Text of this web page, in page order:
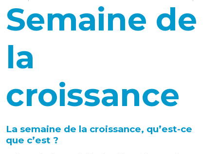
Semaine de
la
croissance
La semaine de la croissance, qu’est-ce
que c’est ?